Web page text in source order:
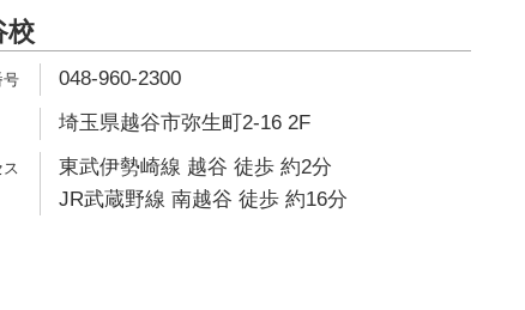
校
048-960-2300
埼玉県越谷市弥生町2-16 2F
東武伊勢崎線 越谷 徒歩 約2分
JR武蔵野線 南越谷 徒歩 約16分